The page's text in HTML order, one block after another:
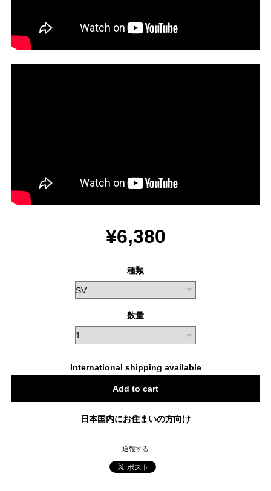
¥6,380
種類
数量
International shipping available
Add to cart
日本国内にお住まいの方向け
通報する